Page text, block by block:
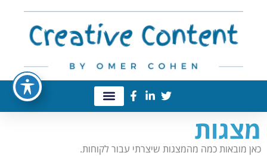
מצגות
כאן מובאות כמה מהמצגות שיצרתי עבור לקוחות.